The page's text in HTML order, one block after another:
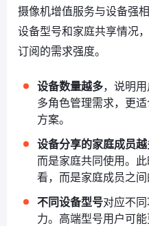
摄像机增值服务与设备强
设备型号和家庭共享情况
订阅的需求强度。
设备数量越多，说明
多角色管理需求，更
方案。
设备分享的家庭成员
而是家庭共同使用。
看，而是家庭成员之间
不同设备型号对应不
力。高端型号用户可